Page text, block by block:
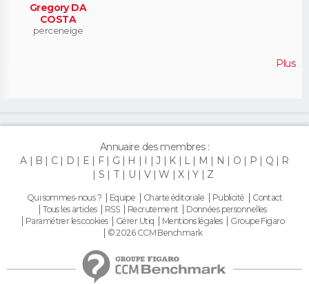
Gregory DA
COSTA
perceneige
Plus
Annuaire des membres :
A
B C D E F G H J K L M N O P Q
R
S
T U V W X Y Z
Qui sommes-nous ? Equipe Charte éditoriale Publicité
Contact
Tous les articles
RSS Recrutement
Données personnelles
Paramétrer les cookies
Gérer Utiq Mentions légales
Groupe Figaro
© 2026 CCM Benchmark